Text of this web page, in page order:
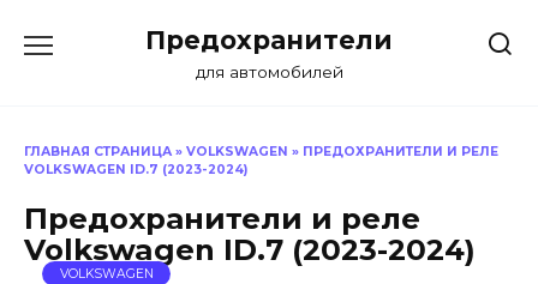
Предохранители
для автомобилей
ГЛАВНАЯ СТРАНИЦА » VOLKSWAGEN » ПРЕДОХРАНИТЕЛИ И РЕЛЕ
VOLKSWAGEN ID.7 (2023-2024)
Предохранители и реле
Volkswagen ID.7 (2023-2024)
VOLKSWAGEN